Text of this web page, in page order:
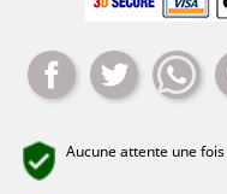
Partager Tweet
Aucune attente une